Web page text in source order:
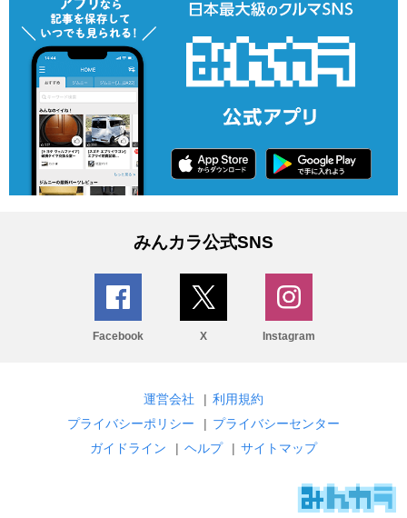
みんカラ公式SNS
Facebook X Instagram
運営会社 | 利用規約
プライバシーポリシー
| プライバシーセンター
ガイドライン
| ヘルプ | サイトマップ